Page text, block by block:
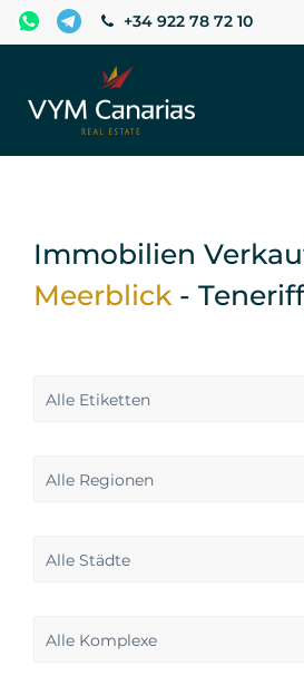
+34 922 78 72 10
Immobilien
Meerblick -
Alle Etiketten
Alle Regionen
Alle Städte
Alle Komplexe